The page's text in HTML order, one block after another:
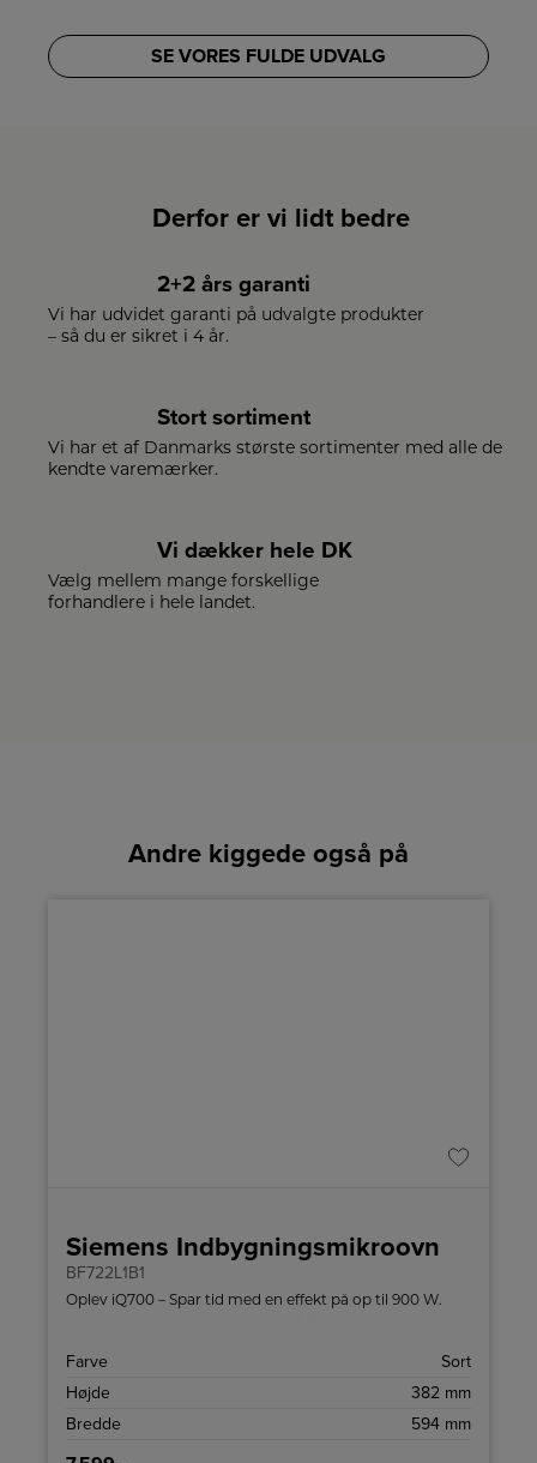
SE VORES FULDE UDVALG
Derfor er vi lidt bedre
2+2 års garanti
Vi har udvidet garanti på udvalgte produkter
– så du er sikret i 4 år.
Stort sortiment
Vi har et af Danmarks største sortimenter med alle de
kendte varemærker.
Vi dækker hele DK
Vælg mellem mange forskellige
forhandlere i hele landet.
Andre kiggede også på
Siemens Indbygningsmikroovn
BF722L1B1
Oplev iQ700 – Spar tid med en effekt på op til 900 W.
Farve
Sort
Højde
382 mm
Bredde
594 mm